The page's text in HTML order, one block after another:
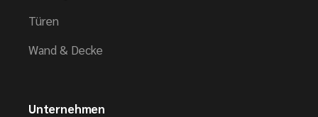
Türen
Wand & Decke
Unternehmen